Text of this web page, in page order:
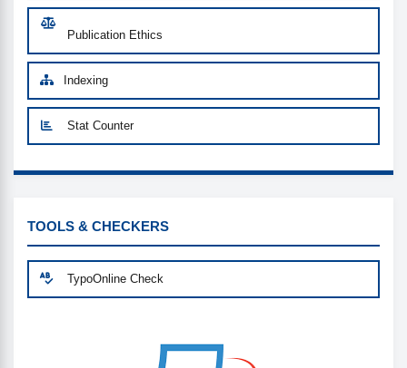
Publication Ethics
Indexing
Stat Counter
CUSTOM-LINK
TOOLS & CHECKERS
TypoOnline Check